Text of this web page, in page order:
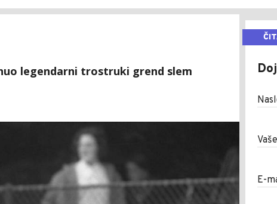
legendarni trostruki grend slem
E-